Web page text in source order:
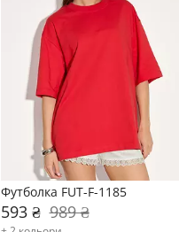
Футболка FUT-F-1185
593 ₴ 989 ₴